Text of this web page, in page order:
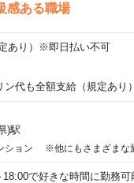
感ある職場
あり）※即日払い不可
代も全額支給（規定あ
)駅
ション ※他にもさまざまな
で好きな時間に勤務